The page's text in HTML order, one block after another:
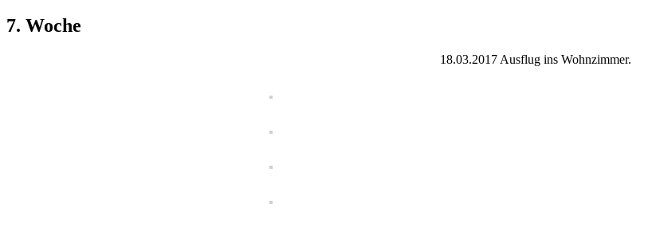
7. Woche
18.03.2017 Ausflug ins Wohnzimmer.